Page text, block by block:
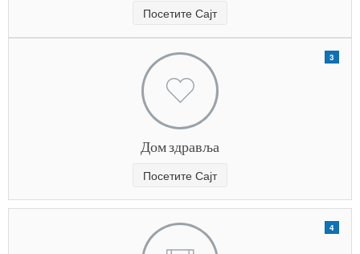
Посетите Сајт
3
Дом здравља
Посетите Сајт
4